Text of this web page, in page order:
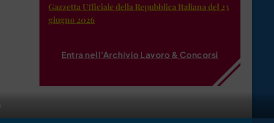
Gazzetta Ufficiale della Repubblica Italiana del 23
giugno 2026
Entra nell'Archivio Lavoro & Concorsi